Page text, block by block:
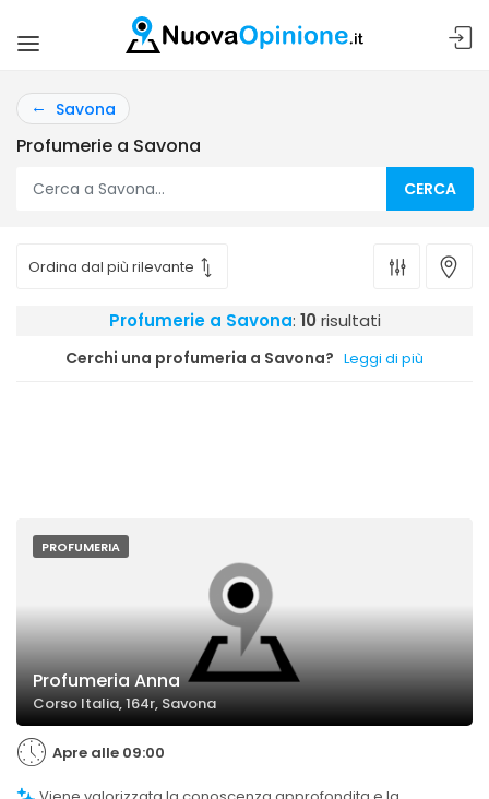
Savona
Profumerie a Savona
CERCA
Profumerie a Savona: 10 risultati
Cerchi una profumeria a Savona? Leggi di più
PROFUMERIA
Profumeria Anna
Corso Italia, 164r, Savona
Apre alle 09:00